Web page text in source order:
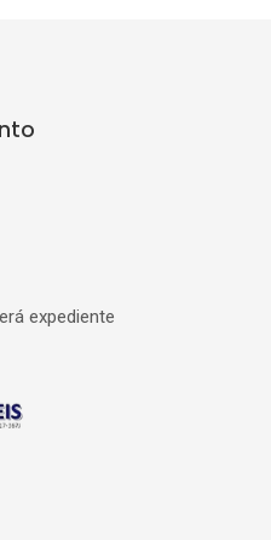
expediente